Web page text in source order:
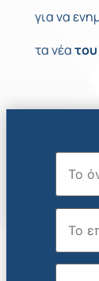
για να
τα νέατου
Όνομα
Email